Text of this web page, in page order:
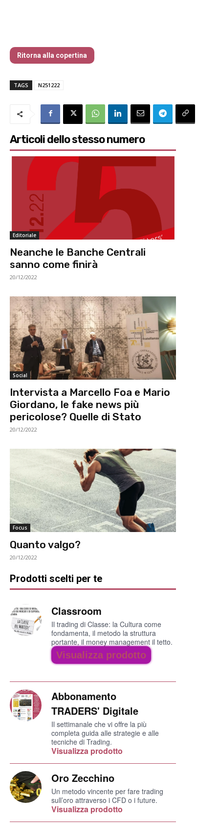
Ritorna alla copertina
TAGS N251222
Articoli dello stesso numero
Editoriale
Neanche le Banche Centrali
sanno come finirà
20/12/2022
Social
Intervista a Marcello Foa e Mario
Giordano, le fake news più
pericolose? Quelle di Stato
20/12/2022
Focus
Quanto valgo?
20/12/2022
Prodotti scelti per te
Classroom
Il trading di Classe: la Cultura come
fondamenta, il metodo la struttura
portante, il money management il tetto.
Visualizza prodotto
Abbonamento
TRADERS' Digitale
Il settimanale che vi offre la più
completa guida alle strategie e alle
tecniche di Trading.
Visualizza prodotto
Oro Zecchino
Un metodo vincente per fare trading
sull’oro attraverso i CFD o i future.
Visualizza prodotto